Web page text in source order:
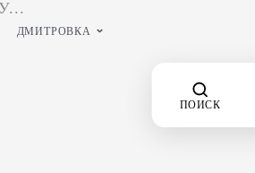
ДМИТРОВКА
ПОИСК